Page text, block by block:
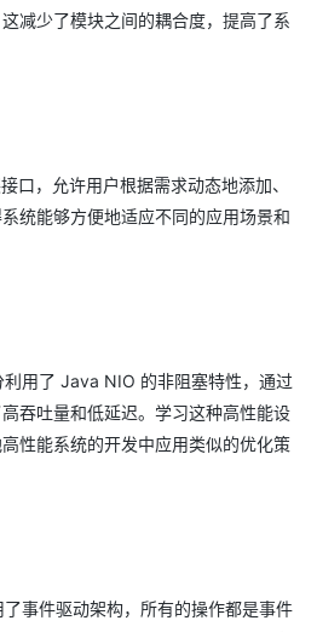
减少了模块之间的耦合度，提高了系
口，允许用户根据需求动态地添加、
统能够方便地适应不同的应用场景和
用了 Java NIO 的非阻塞特性，通过
吞吐量和低延迟。学习这种高性能设
性能系统的开发中应用类似的优化策
事件驱动架构，所有的操作都是事件